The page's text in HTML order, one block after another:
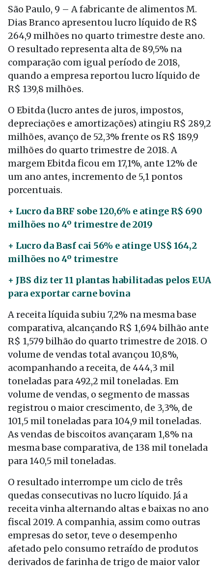
São Paulo, 9 – A fabricante de alimentos M.
Dias Branco apresentou lucro líquido de R$
264,9 milhões no quarto trimestre deste ano.
O resultado representa alta de 89,5% na
comparação com igual período de 2018,
quando a empresa reportou lucro líquido de
R$ 139,8 milhões.
O Ebitda (lucro antes de juros, impostos,
depreciações e amortizações) atingiu R$ 289,2
milhões, avanço de 52,3% frente os R$ 189,9
milhões do quarto trimestre de 2018. A
margem Ebitda ficou em 17,1%, ante 12% de
um ano antes, incremento de 5,1 pontos
porcentuais.
+ Lucro da BRF sobe 120,6% e atinge R$ 690
milhões no 4º trimestre de 2019
+ Lucro da Basf cai 56% e atinge US$ 164,2
milhões no 4º trimestre
+ JBS diz ter 11 plantas habilitadas pelos EUA
para exportar carne bovina
A receita líquida subiu 7,2% na mesma base
comparativa, alcançando R$ 1,694 bilhão ante
R$ 1,579 bilhão do quarto trimestre de 2018. O
volume de vendas total avançou 10,8%,
acompanhando a receita, de 444,3 mil
toneladas para 492,2 mil toneladas. Em
volume de vendas, o segmento de massas
registrou o maior crescimento, de 3,3%, de
101,5 mil toneladas para 104,9 mil toneladas.
As vendas de biscoitos avançaram 1,8% na
mesma base comparativa, de 138 mil tonelada
para 140,5 mil toneladas.
O resultado interrompe um ciclo de três
quedas consecutivas no lucro líquido. Já a
receita vinha alternando altas e baixas no ano
fiscal 2019. A companhia, assim como outras
empresas do setor, teve o desempenho
afetado pelo consumo retraído de produtos
derivados de farinha de trigo de maior valor